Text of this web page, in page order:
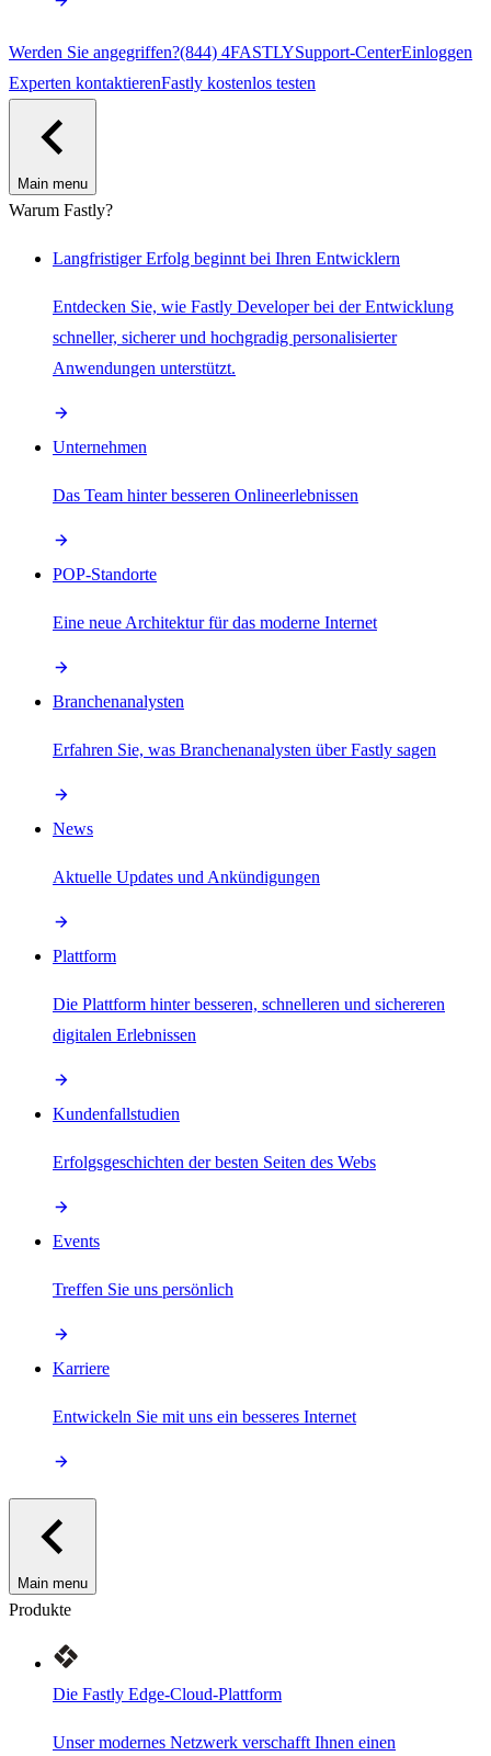
Werden Sie angegriffen?(844) 4FASTLYSupport-CenterEinloggen
Experten kontaktierenFastly kostenlos testen
Main menu
Warum Fastly?
Langfristiger Erfolg beginnt bei Ihren Entwicklern
Entdecken Sie, wie Fastly Developer bei der Entwicklung
schneller, sicherer und hochgradig personalisierter
Anwendungen unterstützt.
Unternehmen
Das Team hinter besseren Onlineerlebnissen
POP-Standorte
Eine neue Architektur für das moderne Internet
Branchenanalysten
Erfahren Sie, was Branchenanalysten über Fastly sagen
News
Aktuelle Updates und Ankündigungen
Plattform
Die Plattform hinter besseren, schnelleren und sichereren
digitalen Erlebnissen
Kundenfallstudien
Erfolgsgeschichten der besten Seiten des Webs
Events
Treffen Sie uns persönlich
Karriere
Entwickeln Sie mit uns ein besseres Internet
Main menu
Produkte
Die Fastly Edge-Cloud-Plattform
Unser modernes Netzwerk verschafft Ihnen einen